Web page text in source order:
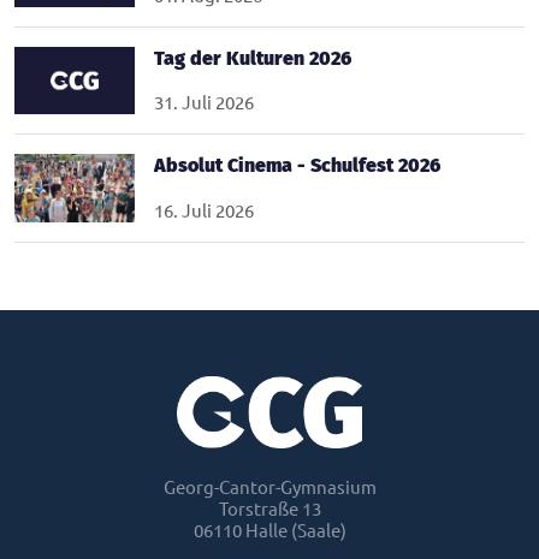
Tag der Kulturen 2026
31. Juli 2026
Absolut Cinema - Schulfest 2026
16. Juli 2026
Georg-Cantor-Gymnasium
Torstraße 13
06110 Halle (Saale)